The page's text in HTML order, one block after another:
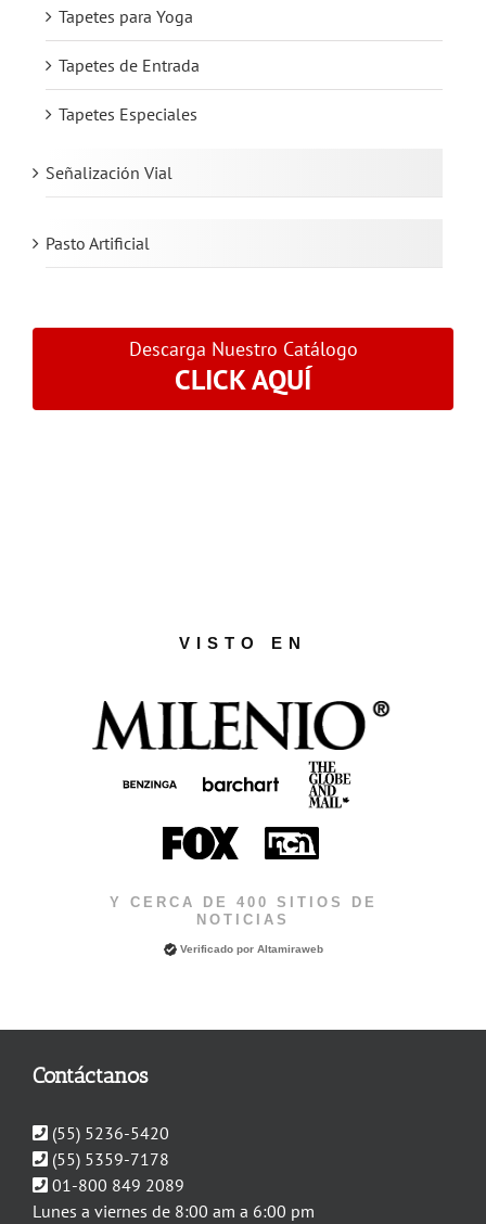
Tapetes para Yoga
Tapetes de Entrada
Tapetes Especiales
Señalización Vial
Pasto Artificial
Descarga Nuestro Catálogo
CLICK AQUÍ
VISTO EN
Y CERCA DE 400 SITIOS DE
NOTICIAS
Verificado por Altamiraweb
Contáctanos
(55) 5236-5420
(55) 5359-7178
01-800 849 2089
Lunes a viernes de 8:00 am a 6:00 pm